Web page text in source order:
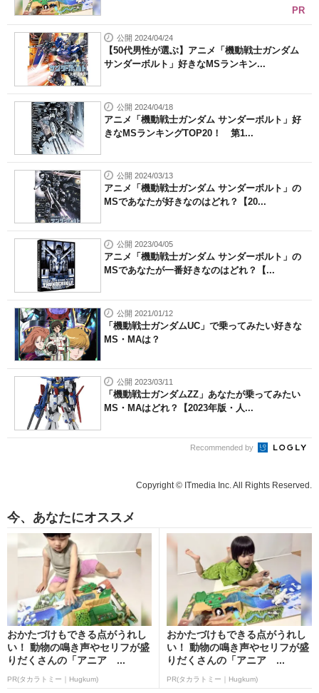
PR
公開 2024/04/24
【50代男性が選ぶ】アニメ「機動戦士ガンダム
サンダーボルト」好きなMSランキン...
公開 2024/04/18
アニメ「機動戦士ガンダム サンダーボルト」好
きなMSランキングTOP20！ 第1...
公開 2024/03/13
アニメ「機動戦士ガンダム サンダーボルト」の
MSであなたが好きなのはどれ？【20...
公開 2023/04/05
アニメ「機動戦士ガンダム サンダーボルト」の
MSであなたが一番好きなのはどれ？【...
公開 2021/01/12
「機動戦士ガンダムUC」で乗ってみたい好きな
MS・MAは？
公開 2023/03/11
「機動戦士ガンダムZZ」あなたが乗ってみたい
MS・MAはどれ？【2023年版・人...
Recommended by
Copyright © ITmedia Inc. All Rights Reserved.
今、あなたにオススメ
おかたづけもできる点がうれし
い！ 動物の鳴き声やセリフが盛
りだくさんの「アニア ...
PR(タカラトミー｜Hugkum)
おかたづけもできる点がうれし
い！ 動物の鳴き声やセリフが盛
りだくさんの「アニア ...
PR(タカラトミー｜Hugkum)